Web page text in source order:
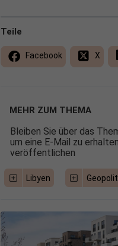
Teile
Facebook X
MEHR ZUM THEMA
Bleiben Sie über das
um eine E-Mail zu
veröffentlichen
Libyen